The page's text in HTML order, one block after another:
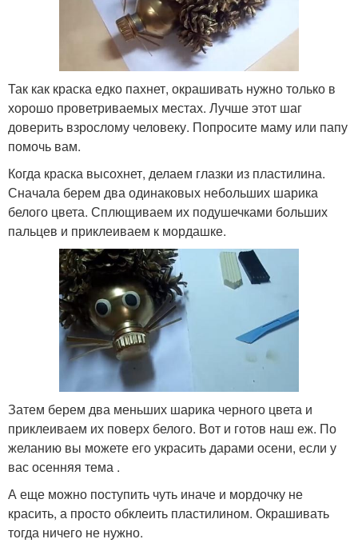
Так как краска едко пахнет, окрашивать нужно только в
хорошо проветриваемых местах. Лучше этот шаг
доверить взрослому человеку. Попросите маму или папу
помочь вам.
Когда краска высохнет, делаем глазки из пластилина.
Сначала берем два одинаковых небольших шарика
белого цвета. Сплющиваем их подушечками больших
пальцев и приклеиваем к мордашке.
Затем берем два меньших шарика черного цвета и
приклеиваем их поверх белого. Вот и готов наш еж. По
желанию вы можете его украсить дарами осени, если у
вас осенняя тема .
А еще можно поступить чуть иначе и мордочку не
красить, а просто обклеить пластилином. Окрашивать
тогда ничего не нужно.